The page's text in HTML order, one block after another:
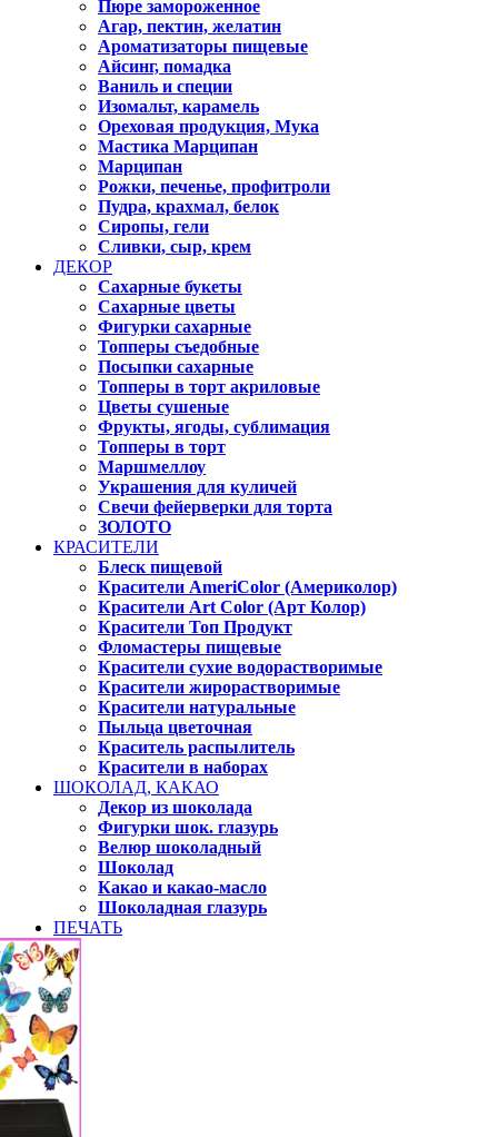
Пюре замороженное
Агар, пектин, желатин
Ароматизаторы пищевые
Айсинг, помадка
Ваниль и специи
Изомальт, карамель
Ореховая продукция, Мука
Мастика Марципан
Марципан
Рожки, печенье, профитроли
Пудра, крахмал, белок
Сиропы, гели
Сливки, сыр, крем
ДЕКОР
Сахарные букеты
Сахарные цветы
Фигурки сахарные
Топперы съедобные
Посыпки сахарные
Топперы в торт акриловые
Цветы сушеные
Фрукты, ягоды, сублимация
Топперы в торт
Маршмеллоу
Украшения для куличей
Свечи фейерверки для торта
ЗОЛОТО
КРАСИТЕЛИ
Блеск пищевой
Красители AmeriColor (Америколор)
Красители Art Color (Арт Колор)
Красители Топ Продукт
Фломастеры пищевые
Красители сухие водорастворимые
Красители жирорастворимые
Красители натуральные
Пыльца цветочная
Краситель распылитель
Красители в наборах
ШОКОЛАД, КАКАО
Декор из шоколада
Фигурки шок. глазурь
Велюр шоколадный
Шоколад
Какао и какао-масло
Шоколадная глазурь
ПЕЧАТЬ